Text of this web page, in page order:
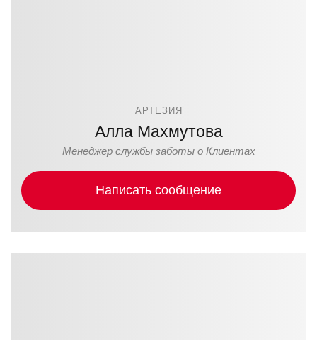
АРТЕЗИЯ
Алла Махмутова
Менеджер службы заботы о Клиентах
Написать сообщение